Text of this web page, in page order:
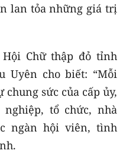
lan tỏa những giá trị
Chữ thập đỏ tỉnh
Uyên cho biết: “Mỗi
sức của cấp ủy,
tổ chức, nhà
ngàn hội viên, tình